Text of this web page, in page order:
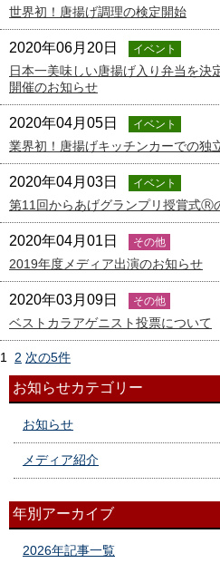
世界初！唐揚げ調理の検定開始
2020年06月20日 イベント
日本一美味しい唐揚げ入り弁当を決
開催のお知らせ
2020年04月05日 イベント
業界初！唐揚げキッチンカーでの独
2020年04月03日 イベント
第11回からあげグランプリ授賞式Ⓡ
2020年04月01日 その他
2019年度メディア出演のお知らせ
2020年03月09日 その他
ベストカラアゲニスト投票について
1 2 次の5件
お知らせカテゴリー
お知らせ
メディア紹介
年別アーカイブ
2026年記事一覧